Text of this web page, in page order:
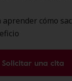
aprender cómo
Solicitar una cita